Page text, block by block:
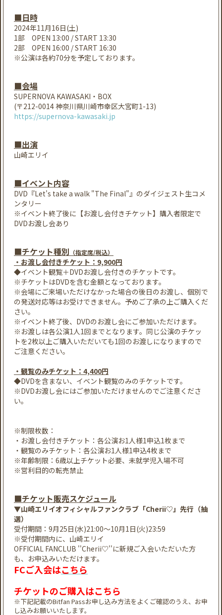
■日時
2024年11月16日(土)
1部 OPEN 13:00 / START 13:30
2部 OPEN 16:00 / START 16:30
※公演は各約70分を予定しております。
■会場
SUPERNOVA KAWASAKI・BOX
(〒212-0014 神奈川県川崎市幸区大宮町1-13)
https://supernova-kawasaki.jp
■出演
山崎エリイ
■イベント内容
DVD『Let's take a walk "The Final"』のダイジェスト生コメ
ンタリー
※イベント終了後に【お渡し会付きチケット】購入者限定で
DVDお渡し会あり
■チケット種別 （指定席/税込）
・お渡し会付きチケット：9,900円
◆イベント観覧＋DVDお渡し会付きのチケットです。
※チケットはDVDを含む金額となっております。
※会場にご来場いただけなかった場合の後日のお渡し、個別で
の発送対応等はお受けできません。予めご了承の上ご購入くだ
さい。
※イベント終了後、DVDのお渡し会にご参加いただけます。
※お渡しは各公演1人1回までとなります。同じ公演のチケッ
トを2枚以上ご購入いただいても1回のお渡しになりますので
ご注意ください。
・観覧のみチケット：4,400円
◆DVDを含まない、イベント観覧のみのチケットです。
※DVDお渡し会にはご参加いただけませんのでご注意くださ
い。
​※制限枚数：
・お渡し会付きチケット：各公演お1人様1申込1枚まで
・観覧のみチケット：各公演お1人様1申込4枚まで
※年齢制限：6歳以上チケット必要、未就学児入場不可
※営利目的の転売禁止
■チケット販売スケジュール
▼山崎エリイオフィシャルファンクラブ「Cherii♡」先行（抽
選）
受付期間：9月25日(水)21:00～10月1日(火)23:59
※受付期間内に、山崎エリイ
OFFICIAL FANCLUB ''Cherii♡''に新規ご入会いただいた方
も、お申込みいただけます。
FCご入会はこちら
チケットのご購入はこちら
※下記記載のBitfan Passお申し込み方法をよくご確認のうえ、お申
し込みお願いいたします。